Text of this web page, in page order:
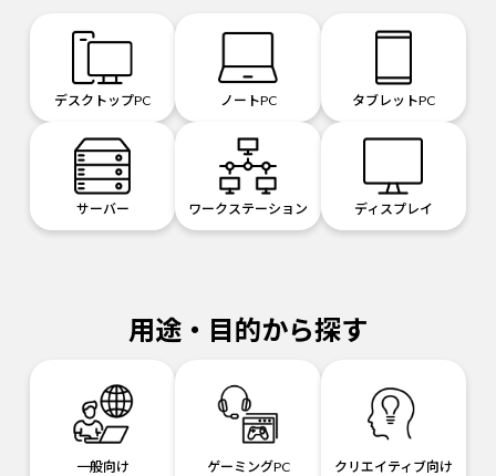
デスクトップPC ノートPC タブレットPC
サーバー ワークステーション ディスプレイ
用途・目的から探す
一般向け
ゲーミングPC
クリエイティブ向け